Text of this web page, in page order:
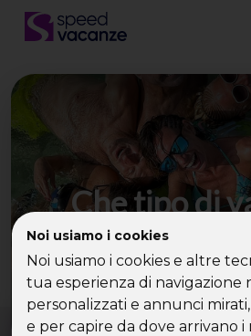
Noi usiamo i cookies
Noi usiamo i cookies e altre
tua esperienza di
personalizzati e annunci
e per capire da dove arrivano i
Che tipo di
cerchi?
Scegli la tua destinazione tra
di Speed
Dove? Quando?